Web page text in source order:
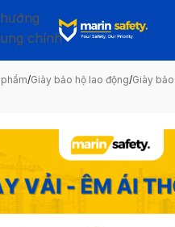
chính
/Giày bảo hộ lao động/Giày